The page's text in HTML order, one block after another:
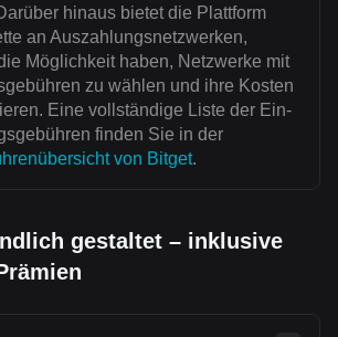
hinaus bietet die Plattform
an Auszahlungsnetzwerken,
Möglichkeit haben, Netzwerke mit
zu wählen und ihre Kosten
Eine vollständige Liste der Ein-
finden Sie in der
von Bitget.
gestaltet – inklusive